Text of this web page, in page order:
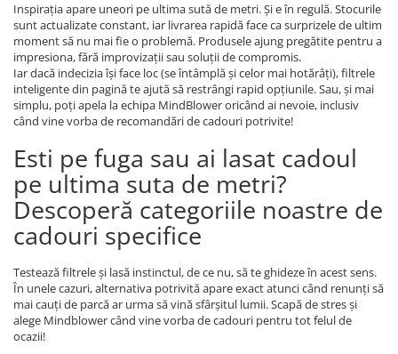
Inspirația apare uneori pe ultima sută de metri. Și e în regulă. Stocurile
sunt actualizate constant, iar livrarea rapidă face ca surprizele de ultim
moment să nu mai fie o problemă. Produsele ajung pregătite pentru a
impresiona, fără improvizații sau soluții de compromis.
Iar dacă indecizia își face loc (se întâmplă și celor mai hotărâți), filtrele
inteligente din pagină te ajută să restrângi rapid opțiunile. Sau, și mai
simplu, poți apela la echipa MindBlower oricând ai nevoie, inclusiv
când vine vorba de recomandări de cadouri potrivite!
Esti pe fuga sau ai lasat cadoul
pe ultima suta de metri?
Descoperă categoriile noastre de
cadouri specifice
Testează filtrele și lasă instinctul, de ce nu, să te ghideze în acest sens.
În unele cazuri, alternativa potrivită apare exact atunci când renunți să
mai cauți de parcă ar urma să vină sfârșitul lumii. Scapă de stres și
alege Mindblower când vine vorba de cadouri pentru tot felul de
ocazii!